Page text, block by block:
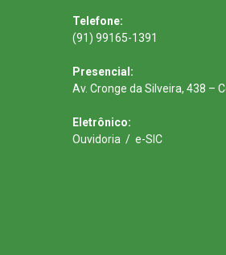
Telefone:
(91) 99165-1391
Presencial:
Av. Cronge da Silveira, 438 –
Eletrônico:
Ouvidoria / e-SIC